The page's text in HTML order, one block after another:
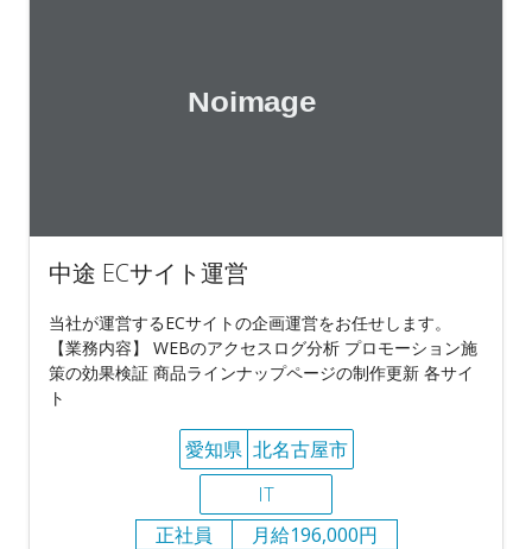
中途 ECサイト運営
当社が運営するECサイトの企画運営をお任せします。
【業務内容】 WEBのアクセスログ分析 プロモーション施
策の効果検証 商品ラインナップページの制作更新 各サイ
ト
愛知県 北名古屋市
IT
正社員
月給196,000円